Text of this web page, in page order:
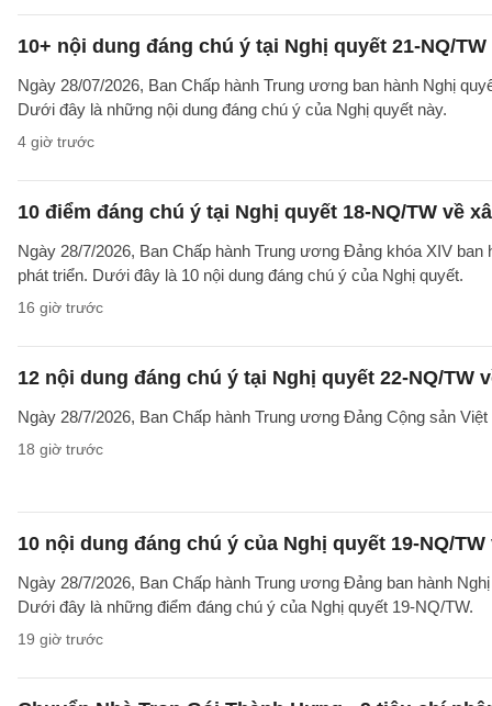
10+ nội dung đáng chú ý tại Nghị quyết 21-NQ/TW
Ngày 28/07/2026, Ban Chấp hành Trung ương ban hành Nghị
Dưới đây là những nội dung đáng chú ý của Nghị quyết này.
4 giờ trước
10 điểm đáng chú ý tại Nghị quyết 18-NQ/TW về
Ngày 28/7/2026, Ban Chấp hành Trung ương Đảng khóa XIV
phát triển. Dưới đây là 10 nội dung đáng chú ý của Nghị quyết.
16 giờ trước
12 nội dung đáng chú ý tại Nghị quyết 22-NQ/TW
Ngày 28/7/2026, Ban Chấp hành Trung ương Đảng Cộng sản
18 giờ trước
10 nội dung đáng chú ý của Nghị quyết 19-NQ/
Ngày 28/7/2026, Ban Chấp hành Trung ương Đảng ban hành
Dưới đây là những điểm đáng chú ý của Nghị quyết 19-NQ/TW.
19 giờ trước